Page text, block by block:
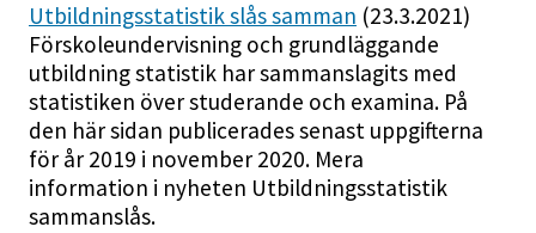
Utbildningsstatistik slås samman (23.3.2021)
Förskoleundervisning och grundläggande
utbildning statistik har sammanslagits med
statistiken över studerande och examina. På
den här sidan publicerades senast uppgifterna
för år 2019 i november 2020. Mera
information i nyheten Utbildningsstatistik
sammanslås.